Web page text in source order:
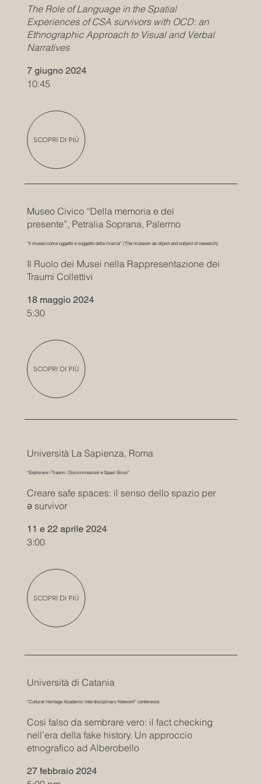
The Role of Language in the Spatial
Experiences of CSA survivors with OCD: an
Ethnographic Approach to Visual and Verbal
Narratives
7 giugno 2024
10:45
SCOPRI DI PIÙ
Museo Civico “Della memoria e del
presente”, Petralia Soprana, Palermo
“Il museo come oggetto e soggetto della ricerca” (The museum as object and subject of research)
Il Ruolo dei Musei nella Rappresentazione dei
Traumi Collettivi
18 maggio 2024
5:30
SCOPRI DI PIÙ
Università La Sapienza, Roma
“Esplorare i Traumi: Discriminazioni e Spazi Sicuri”
Creare safe spaces: il senso dello spazio per
ə survivor
11 e 22 aprile 2024
3:00
SCOPRI DI PIÙ
Università di Catania
“Cultural Heritage Academic Interdisciplinary Network” conference
Così falso da sembrare vero: il fact checking
nell’era della fake history. Un approccio
etnografico ad Alberobello
27 febbraio 2024